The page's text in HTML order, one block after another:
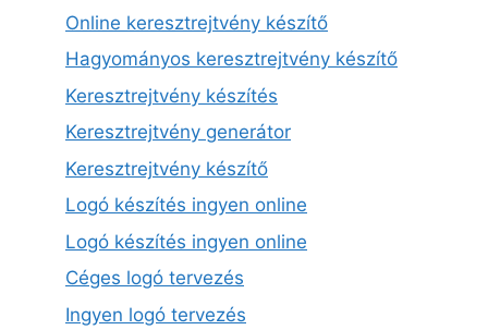
Online keresztrejtvény készítő
Hagyományos keresztrejtvény készítő
Keresztrejtvény készítés
Keresztrejtvény generátor
Keresztrejtvény készítő
Logó készítés ingyen online
Logó készítés ingyen online
Céges logó tervezés
Ingyen logó tervezés